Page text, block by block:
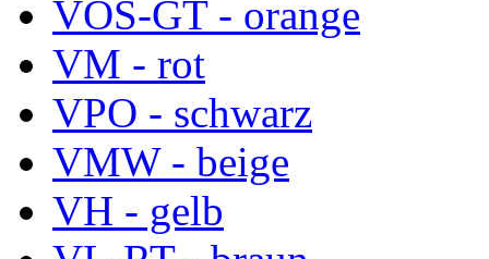
VOS-GT - orange
VM - rot
VPO - schwarz
VMW - beige
VH - gelb